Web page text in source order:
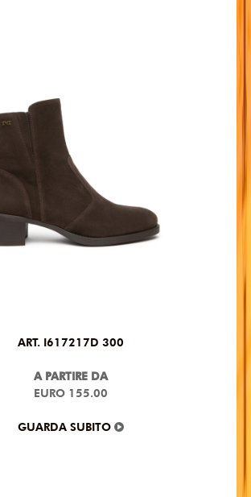
ART. I617217D 300
A PARTIRE DA
EURO 155.00
GUARDA SUBITO